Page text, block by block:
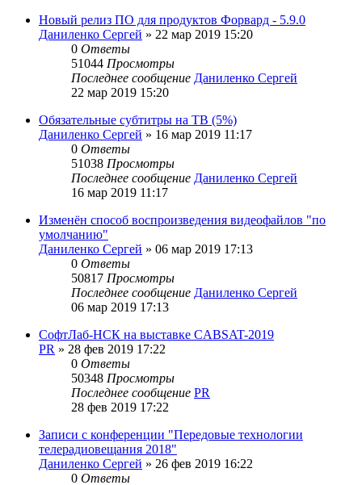
Новый релиз ПО для продуктов Форвард - 5.9.0
Даниленко Сергей » 22 мар 2019 15:20
0 Ответы
51044 Просмотры
Последнее сообщение Даниленко Сергей
22 мар 2019 15:20
Обязательные субтитры на ТВ (5%)
Даниленко Сергей » 16 мар 2019 11:17
0 Ответы
51038 Просмотры
Последнее сообщение Даниленко Сергей
16 мар 2019 11:17
Изменён способ воспроизведения видеофайлов "по
умолчанию"
Даниленко Сергей » 06 мар 2019 17:13
0 Ответы
50817 Просмотры
Последнее сообщение Даниленко Сергей
06 мар 2019 17:13
СофтЛаб-НСК на выставке CABSAT-2019
PR » 28 фев 2019 17:22
0 Ответы
50348 Просмотры
Последнее сообщение PR
28 фев 2019 17:22
Записи с конференции "Передовые технологии
телерадиовещания 2018"
Даниленко Сергей » 26 фев 2019 16:22
0 Ответы